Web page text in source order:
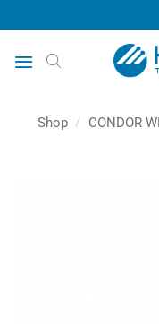
Inhalt
springen
Shop / CONDOR